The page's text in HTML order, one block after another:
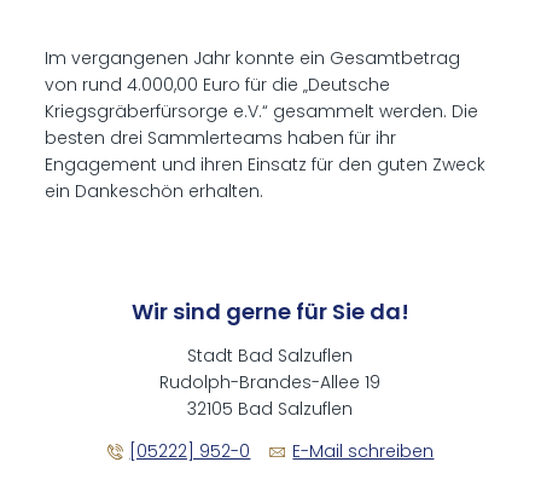
Im vergangenen Jahr konnte ein Gesamtbetrag
von rund 4.000,00 Euro für die „Deutsche
Kriegsgräberfürsorge e.V.“ gesammelt werden. Die
besten drei Sammlerteams haben für ihr
Engagement und ihren Einsatz für den guten Zweck
ein Dankeschön erhalten.
Wir sind gerne für Sie da!
Stadt Bad Salzuflen
Rudolph-Brandes-Allee 19
32105 Bad Salzuflen
[05222] 952-0
E-Mail schreiben